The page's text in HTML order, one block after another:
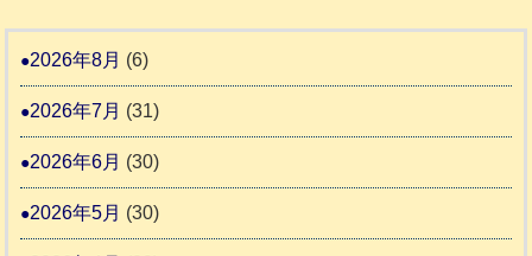
3
り
市
熊
震
2026年8月 (6)
2026年7月 (31)
2026年6月 (30)
2026年5月 (30)